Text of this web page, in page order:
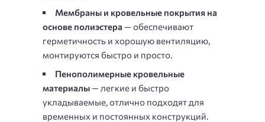
Мембраны и кровельные покрытия на
основе полиэстера — обеспечивают
герметичность и хорошую вентиляцию,
монтируются быстро и просто.
Пенополимерные кровельные
материалы — легкие и быстро
укладываемые, отлично подходят для
временных и постоянных конструкций.